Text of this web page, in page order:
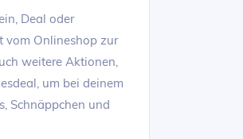
Deal oder
vom Onlineshop zur
weitere Aktionen,
um bei deinem
Schnäppchen und